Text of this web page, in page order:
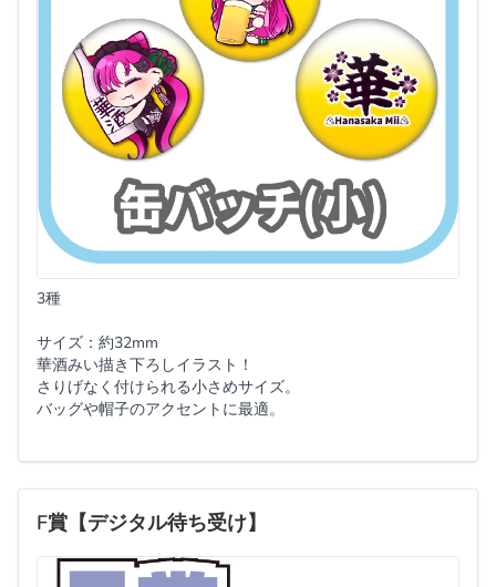
3種
サイズ：約32mm
華酒みい描き下ろしイラスト！
さりげなく付けられる小さめサイズ。
バッグや帽子のアクセントに最適。
F賞【デジタル待ち受け】